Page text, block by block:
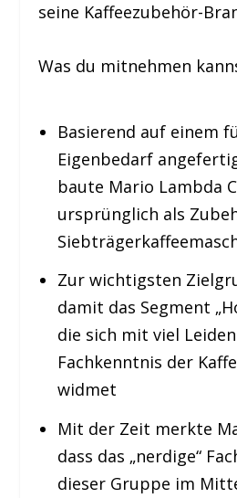
seine Kaffeezubehör-
Was du mitnehmen
Basierend auf einem
Eigenbedarf
baute Mario Lambda
ursprünglich als
Zur wichtigsten
damit das Segment
die sich mit viel
Fachkenntnis der
widmet
Mit der Zeit merkte
dass das „nerdige“
dieser Gruppe im